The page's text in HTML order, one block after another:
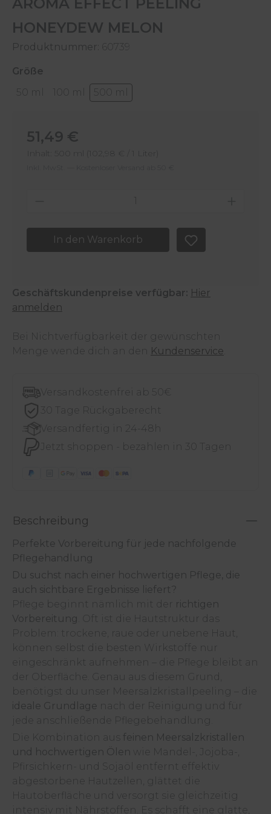
HONEYDEW MELON
Produktnummer: 60739
Größe
50 ml
100 ml 500 ml
Regulärer Preis:
51,49 €
Inhalt: (102,98 € / 1 Liter)
Produkt Anzahl: Gib den
In den Warenkorb
Geschäftskundenpreise verfügbar: Hier
anmelden
Bei Nichtverfügbarkeit der gewünschten
Menge wende dich an den
Kundenservice
Versandkostenfrei ab 50€
30 Tage Rückgaberecht
Versandfertig in 24-48h
Jetzt shoppen - bezahlen in 30 Tagen
Beschreibung
Perfekte Vorbereitung für jede nachfolgende
Pflegehandlung
Du suchst nach einer hochwertigen Pflege, die
auch sichtbare Ergebnisse liefert?
Pflege beginnt nämlich mit der richtigen
Vorbereitung
. Oft ist die Hautstruktur das
Problem: trockene, raue oder unebene Haut,
können selbst die besten Wirkstoffe nur
eingeschränkt aufnehmen – die Pflege bleibt an
der Oberfläche. Genau aus diesem Grund,
benötigst du unser Meersalzkristallpeeling – die
ideale Grundlage nach der Reinigung und für
jede anschließende Pflegebehandlung.
Die Kombination aus feinen Meersalzkristallen
und hochwertigen Ölen wie Mandel-, Jojoba-,
Pfirsichkern- und Sojaöl entfernt effektiv
abgestorbene Hautzellen, glättet die
Hautoberfläche und versorgt sie gleichzeitig
intensiv mit Nährstoffen. Es schafft eine glatte,